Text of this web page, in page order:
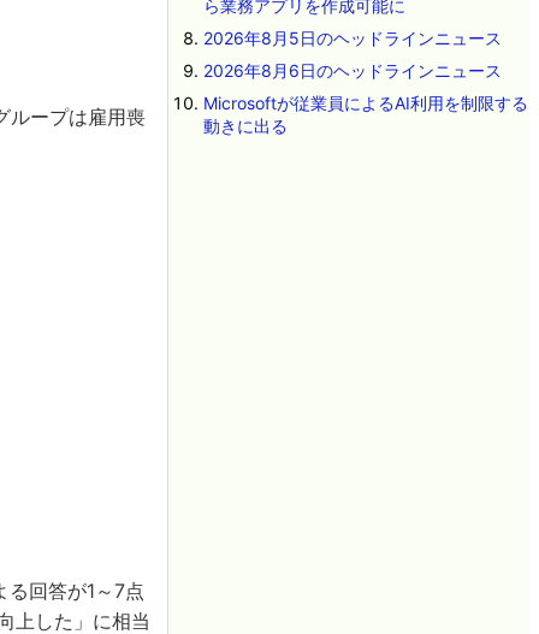
ループは雇用喪
回答が1～7点
上した」に相当
ら業務アプリを作成可能に
2026年8月5日のヘッドラインニュース
2026年8月6日のヘッドラインニュース
Microsoftが従業員によるAI利用を制限する
動きに出る